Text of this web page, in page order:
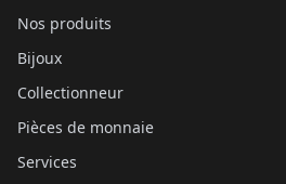
Nos produits
Bijoux
Collectionneur
Pièces de monnaie
Services